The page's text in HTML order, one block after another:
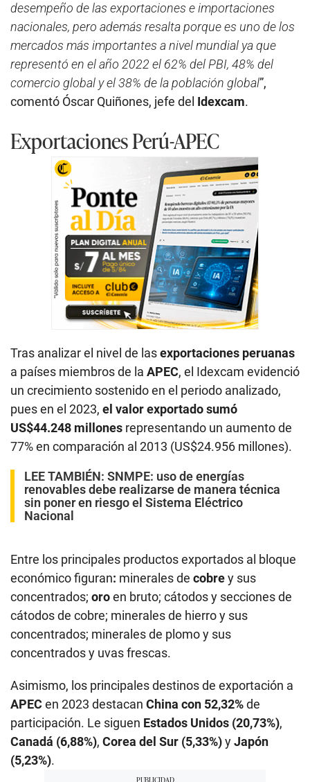
desempeño de las exportaciones e importaciones
nacionales, pero además resalta porque es uno de los
mercados más importantes a nivel mundial ya que
representó en el año 2022 el 62% del PBI, 48% del
comercio global y el 38% de la población global”,
comentó Óscar Quiñones, jefe del Idexcam.
Exportaciones Perú-APEC
Tras analizar el nivel de lasexportaciones peruanas
a países miembros de la APEC, el Idexcam evidenció
un crecimiento sostenido en el periodo analizado,
pues en el 2023, el valor exportado sumó
US$44.248 millones representando un aumento de
77% en comparación al 2013 (US$24.956 millones).
LEE TAMBIÉN: SNMPE: uso de energías
renovables debe realizarse de manera técnica
sin poner en riesgo el Sistema Eléctrico
Nacional
Entre los principales productos exportados al bloque
económico figuran: minerales de cobrey sus
concentrados; oroen bruto; cátodos y secciones de
cátodos de cobre; minerales de hierro y sus
concentrados; minerales de plomo y sus
concentrados y uvas frescas.
Asimismo, los principales destinos de exportación a
APEC en 2023 destacan China con 52,32%de
participación. Le siguen Estados Unidos (20,73%),
Canadá (6,88%), Corea del Sur (5,33%)yJapón
(5,23%).